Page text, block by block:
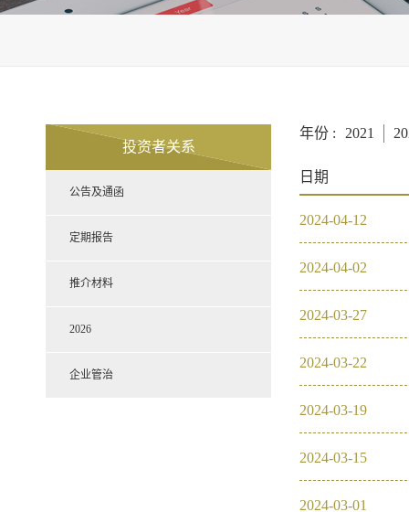
投资者关系
公告及通函
定期报告
推介材料
2026
企业管治
年份 : 2021
日期
2024-04-12
2024-04-02
2024-03-27
2024-03-22
2024-03-19
2024-03-15
2024-03-01